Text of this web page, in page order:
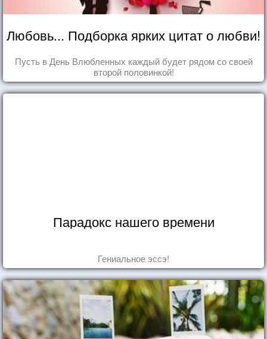
Любовь... Подборка ярких цитат о любви!
Пусть в День Влюбленных каждый будет рядом со своей
второй половинкой!
Парадокс нашего времени
Гениальное эссэ!